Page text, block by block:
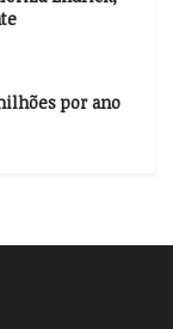
por ano